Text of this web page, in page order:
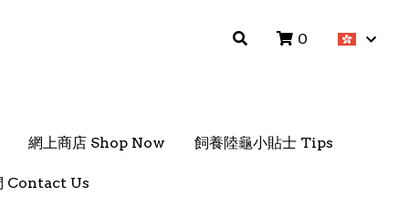
網上商店 Shop Now 飼養陸龜小貼士 Tips
Contact Us
0
網上商店 Shop Now 飼養陸龜小貼士 Tips
Contact Us
0